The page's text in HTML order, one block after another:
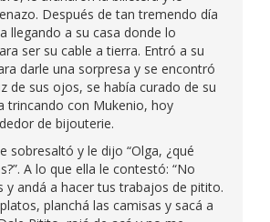
Después de tan tremendo día
llegando a su casa donde lo
ser su cable a tierra. Entró a su
darle una sorpresa y se encontró
de sus ojos, se había curado de su
trincando con Mukenio, hoy
de bijouterie.
sobresaltó y le dijo “Olga, ¿qué
A lo que ella le contestó: “No
y andá a hacer tus trabajos de pitito.
planchá las camisas y sacá a